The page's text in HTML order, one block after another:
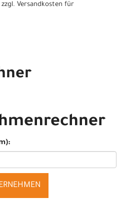
Versandkosten für